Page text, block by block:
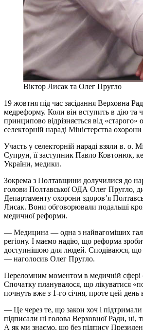
Віктор Лисак та Олег Пругло
19 жовтня під час засідання Верховна
медреформу. Коли він вступить в дію та
принципово відрізняється від «старого»
селекторній нараді Міністерства
Участь у селекторній нараді взяли в. о.
Супрун, її заступник Павло Ковтонюк,
України, медики.
Зокрема з Полтавщини долучилися до
голови Полтавської ОДА Олег Пругло,
Департаменту охорони здоров’я
Лисак. Вони обговорювали подальші
медичної реформи.
— Медицина — одна з найвагоміших
регіону. І маємо надію, що реформа
доступнішою для людей. Сподіваюся, що
— наголосив Олег Пругло.
Переломним моментом в медичній сфері
Спочатку планувалося, що лікуватися
почнуть вже з 1-го січня, проте цей день
— Це через те, що закон хоч і
підписали ні голова Верховної Ради, ні,
А як ми знаємо, що без підпису